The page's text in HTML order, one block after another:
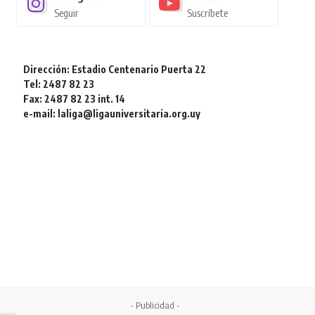
Seguir Suscríbete
Dirección: Estadio Centenario Puerta 22
Tel: 2487 82 23
Fax: 2487 82 23 int. 14
e-mail: laliga@ligauniversitaria.org.uy
- Publicidad -